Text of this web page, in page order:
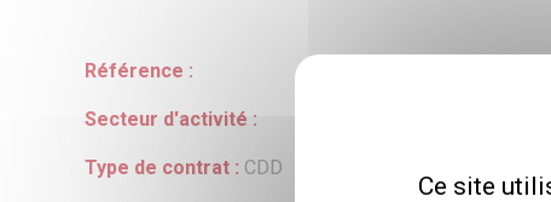
Ce site
Référence :
Secteur d'activité :
Type de contrat : CDD